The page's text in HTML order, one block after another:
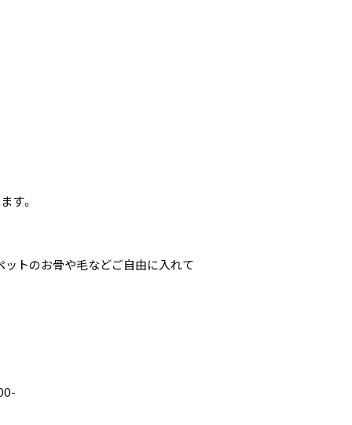
す。
ットのお骨や毛などご自由に入れて